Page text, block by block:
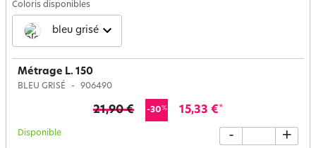
Coloris disponibles
bleu grisé
Métrage L. 150
BLEU GRISÉ 906490
21,90 € -30% 15,33 €*
Disponible - +